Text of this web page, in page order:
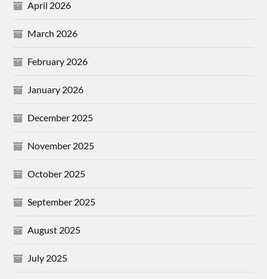
April 2026
March 2026
February 2026
January 2026
December 2025
November 2025
October 2025
September 2025
August 2025
July 2025